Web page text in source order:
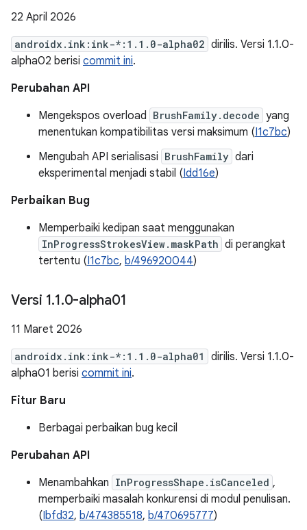
22 April 2026
androidx.ink:ink-*:1.1.0-alpha02 dirilis. Versi 1.1.0-
alpha02 berisi commit ini.
Perubahan API
Mengekspos overload BrushFamily.decode yang
menentukan kompatibilitas versi maksimum (I1c7bc)
Mengubah API serialisasi BrushFamily dari
eksperimental menjadi stabil (Idd16e)
Perbaikan Bug
Memperbaiki kedipan saat menggunakan
InProgressStrokesView.maskPath di perangkat
tertentu (I1c7bc, b/496920044)
Versi 1.1.0-alpha01
11 Maret 2026
androidx.ink:ink-*:1.1.0-alpha01
dirilis. Versi 1.1.0-
alpha01 berisi commit ini.
Fitur Baru
Berbagai perbaikan bug kecil
Perubahan API
Menambahkan InProgressShape.isCanceled ,
memperbaiki masalah konkurensi di modul penulisan.
(Ibfd32, b/474385518, b/470695777)